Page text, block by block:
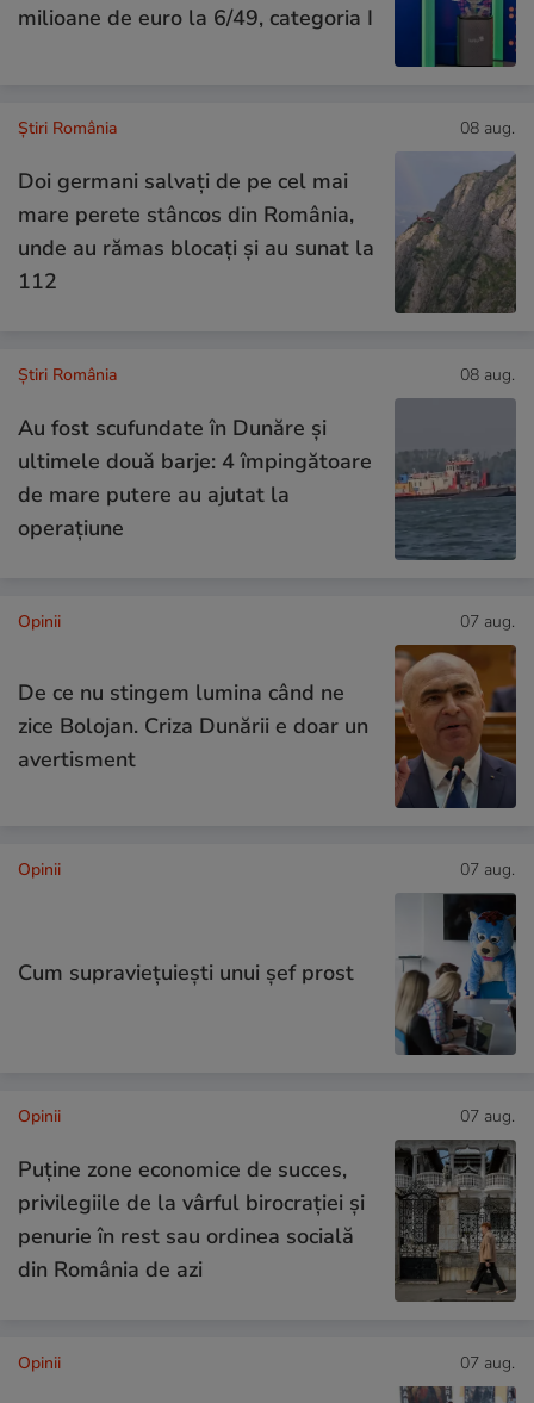
milioane de euro la 6/49, categoria I
Știri România 08 aug.
Doi germani salvați de pe cel mai
mare perete stâncos din România,
unde au rămas blocați și au sunat la
112
Știri România 08 aug.
Au fost scufundate în Dunăre și
ultimele două barje: 4 împingătoare
de mare putere au ajutat la
operațiune
Opinii 07 aug.
De ce nu stingem lumina când ne
zice Bolojan. Criza Dunării e doar un
avertisment
Opinii 07 aug.
Cum supraviețuiești unui șef prost
Opinii 07 aug.
Puține zone economice de succes,
privilegiile de la vârful birocrației și
penurie în rest sau ordinea socială
din România de azi
Opinii 07 aug.